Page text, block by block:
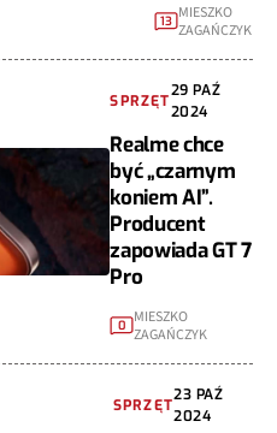
13 MIESZKO
ZAGAŃCZYK
SPRZĘT
29 PAŹ
2024
Realme chce
być „czarnym
koniem AI”.
Producent
zapowiada GT 7
Pro
0
MIESZKO
ZAGAŃCZYK
SPRZĘT
23 PAŹ
2024